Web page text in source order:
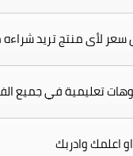
لأى منتج تريد شراءه
تعليمية في جميع
اعلمك وادربك